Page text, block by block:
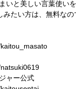
いと美しい言葉使い
みたい方は、無料な
ャー公式